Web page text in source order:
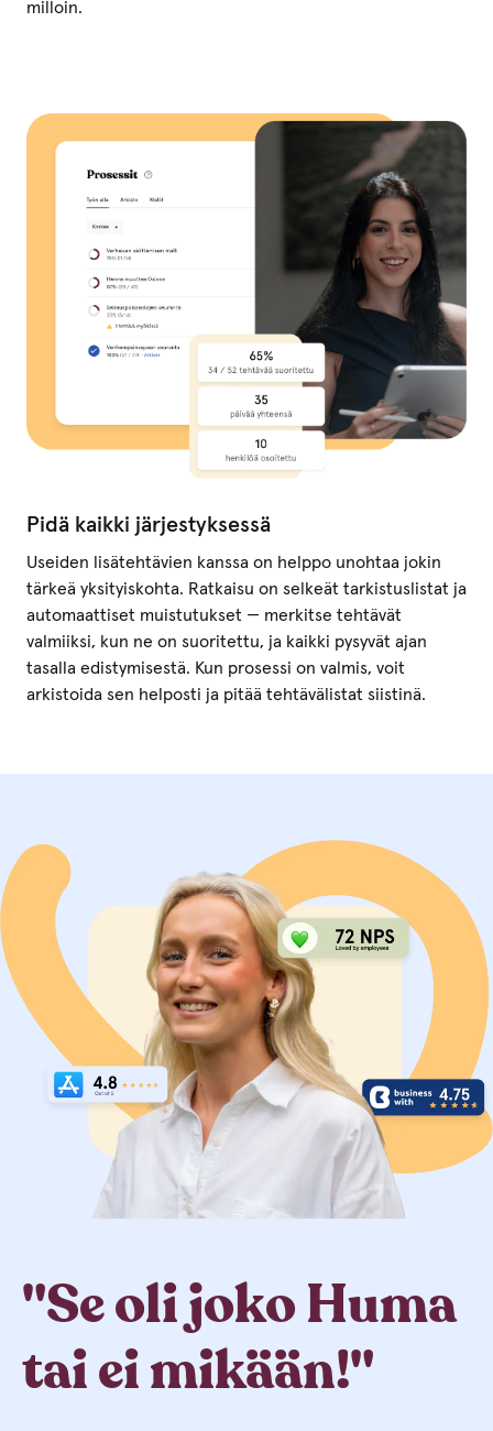
milloin.
Pidä kaikki järjestyksessä
Useiden lisätehtävien kanssa on helppo unohtaa jokin
tärkeä yksityiskohta. Ratkaisu on selkeät tarkistuslistat ja
automaattiset muistutukset — merkitse tehtävät
valmiiksi, kun ne on suoritettu, ja kaikki pysyvät ajan
tasalla edistymisestä. Kun prosessi on valmis, voit
arkistoida sen helposti ja pitää tehtävälistat siistinä.
"Se oli joko Huma
tai ei mikään!"